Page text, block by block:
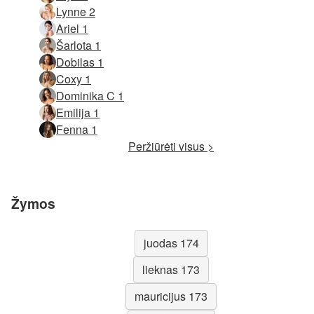
Lynne 2
Ariel 1
Šarlota 1
Dobilas 1
Coxy 1
Dominika C 1
Emilija 1
Fenna 1
Peržiūrėti visus >
Žymos
juodas 174
lieknas 173
mauricijus 173